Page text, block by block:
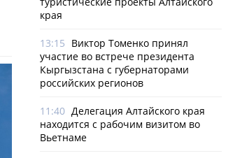
края
13:15 Виктор Томенко принял
участие во встрече президента
Кыргызстана с губернаторами
российских регионов
11:40 Делегация Алтайского края
находится с рабочим визитом во
Вьетнаме